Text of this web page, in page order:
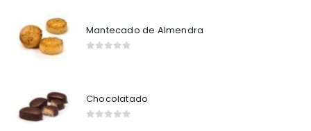
Mantecado de Almendra
Chocolatado